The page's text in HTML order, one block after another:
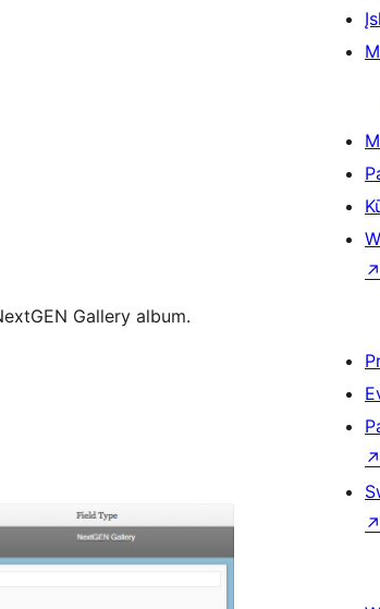
Gallery album.
↗
↗
↗